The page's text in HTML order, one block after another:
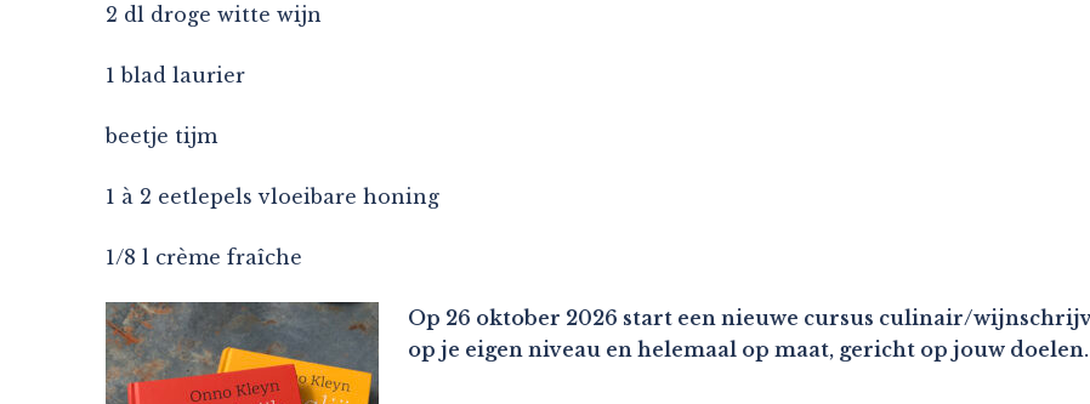
2 dl droge witte wijn
1 blad laurier
beetje tijm
1 à 2 eetlepels vloeibare honing
1/8 l crème fraîche
Op 26 oktober 2026 start een nieuwe cursus culinair/
op je eigen niveau en helemaal op maat, gericht op jouw